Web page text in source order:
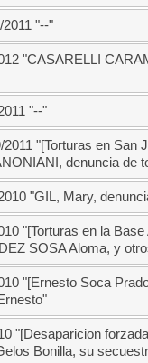
"--"
"CASARELLI
"--"
2011 "[Torturas en San
denuncia de
"GIL, Mary,
"[Torturas en la
SOSA Aloma, y
"[Ernesto Soca
"[Desaparicion
Bonilla, su